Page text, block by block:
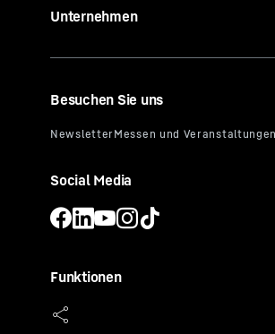
Unternehmen
Besuchen Sie uns
Social Media
Funktionen